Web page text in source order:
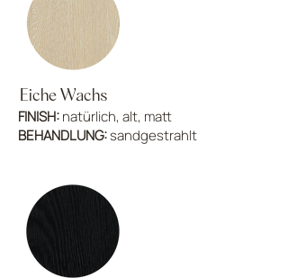
Eiche Wachs
FINISH:natürlich, alt, matt
BEHANDLUNG:sandgestrahlt